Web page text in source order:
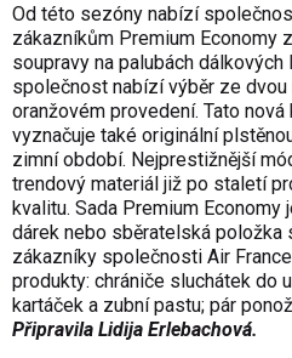
Od této sezóny nabízí
zákazníkům Premium Economy
soupravy na palubách
společnost nabízí výběr ze
oranžovém provedení. Tato
vyznačuje také originální
zimní období. Nejprestižnější
trendový materiál již po staletí
kvalitu. Sada Premium Economy
dárek nebo sběratelská položka
zákazníky společnosti Air
produkty: chrániče sluchátek do
kartáček a zubní pastu; pár
Připravila Lidija Erlebachová.